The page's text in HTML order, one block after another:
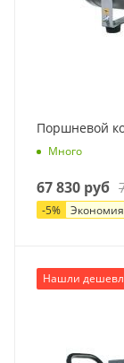
Поршневой
Много
67 830 руб
-5% Экономия
Нашли
Производитель
Remeza